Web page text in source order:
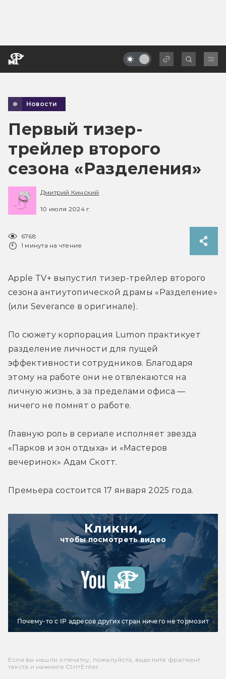
Новости
Первый тизер-
трейлер второго
сезона «Разделения»
Дмитрий Кинский
10 июля 2024 г.
6768
1 минута на чтение
Apple TV+ выпустил тизер-трейлер второго
сезона антиутопической драмы «Разделение»
(или Severance в оригинале).
По сюжету корпорация Lumon практикует
разделение личности для пущей
эффективности сотрудников. Благодаря
этому на работе они не отвлекаются на
личную жизнь, а за пределами офиса —
ничего не помнят о работе.
Главную роль в сериале исполняет звезда
«Парков и зон отдыха» и «Мастеров
вечеринок» Адам Скотт.
Премьера состоится 17 января 2025 года.
Кликни,
чтобы посмотреть видео
Почему-то с IP адресов других стран ничего не тормозит
Если вы нашли опечатку, пожалуйста, выделите фрагмент
текста и нажмите Ctrl+Enter.